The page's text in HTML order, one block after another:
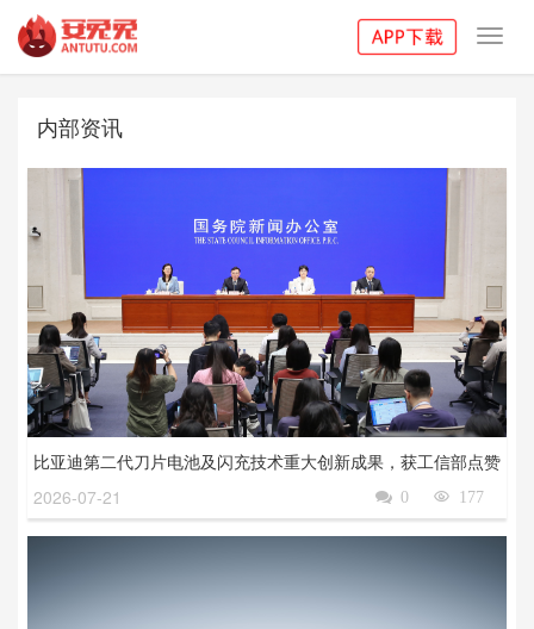
内部资讯
比亚迪第二代刀片电池及闪充技术重大创新成果，获工信部点赞
2026-07-21
177

0
